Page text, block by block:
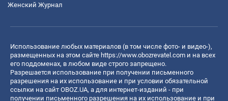
Женский Журнал
Использование любых материалов (в том числе фото- и видео-),
размещенных на этом сайте https://www.obozrevatel.com и на всех
его поддоменах, в любом виде строго запрещено.
Разрешается использование при получении письменного
разрешения на их использование и при условии обязательной
ссылки на сайт OBOZ.UA, а для интернет-изданий - при
получении письменного разрешения на их использование и при